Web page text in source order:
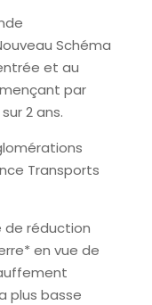
Schéma
et au
par
2 ans.
Transports
de réduction
en vue de
plus basse